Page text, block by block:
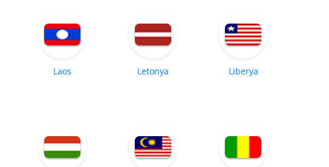
Laos Letonya Liberya